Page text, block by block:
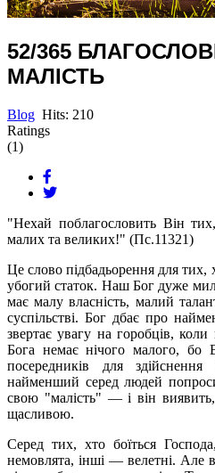
52/365
МАЛІСТЬ
Blog Hits: 210
Ratings
(1)
"Нехай поблагословить Він
малих та великих!" (Пс.11321)
Це слово підбадьорення для
убогий статок. Наш Бог дуже
має малу власність, малий
суспільстві. Бог дбає про
звертає увагу на горобців,
Бога немає нічого малого, бо
посередників для
найменший серед людей
свою "малість" — і він
щасливою.
Серед тих, хто боїться
немовлята, інші — велетні. Але